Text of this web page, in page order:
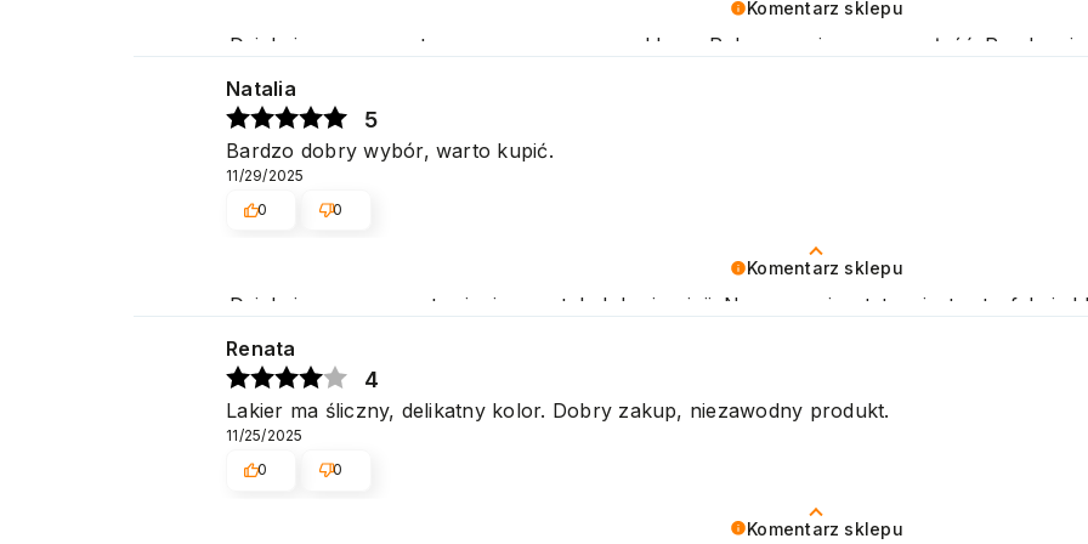
Komentarz sklepu
Dziękujemy za pozytywną ocenę naszego sklepu. Polecamy się na przyszłość.
Komentarz sklepu
Dziękujemy za pozostawienie nam tak dobrej opinii. Naszym priorytetem jest satysfakcja
Natalia
5
Bardzo dobry wybór, warto kupić.
11/29/2025
0
0
Komentarz sklepu
Renata
4
Lakier ma śliczny, delikatny kolor. Dobry zakup, niezawodny produkt.
11/25/2025
0
0